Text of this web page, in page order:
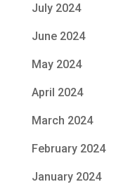
July 2024
June 2024
May 2024
April 2024
March 2024
February 2024
January 2024